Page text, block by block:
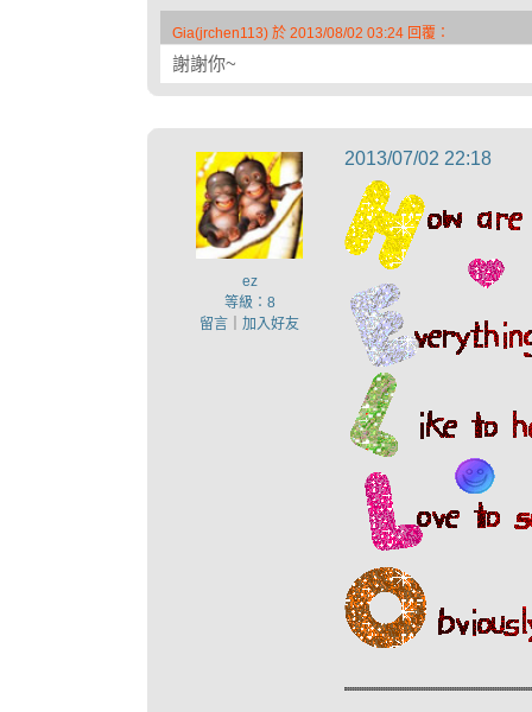
Gia(jrchen113) 於 2013/08/02 03:24 回覆：
謝謝你~
ez
等級：8
留言
加入好友
2013/07/02 22:18